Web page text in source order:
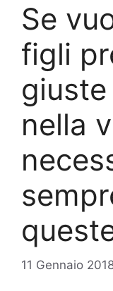
Se
figli
nella
11 Gennaio